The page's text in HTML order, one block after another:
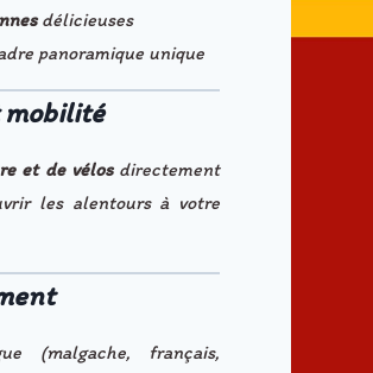
délicieuses
panoramique unique
et de vélosdirectement
les alentours à votre
(malgache, français,